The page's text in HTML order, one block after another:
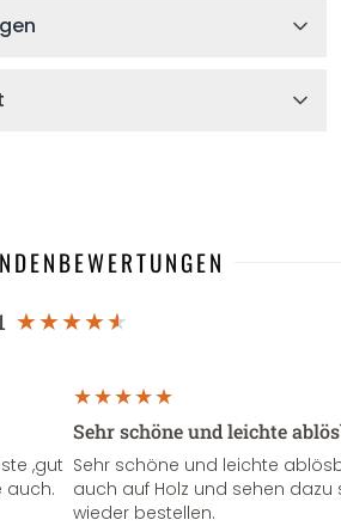
,gut
auch.
Sehr schöne und leichte
Sehr schöne und leichte
auch auf Holz und sehen
wieder bestellen.